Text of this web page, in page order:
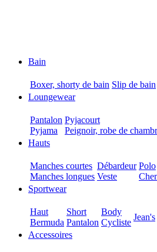
Bain
Boxer, shorty de bain Slip de bain
Loungewear
Pantalon
Pyjama
Pyjacourt
Peignoir, robe de
Hauts
Manches courtes
Manches longues
Débardeur
Veste
Polo
Sportwear
Haut
Bermuda
Short
Pantalon
Body
Cycliste
Jean's
Accessoires